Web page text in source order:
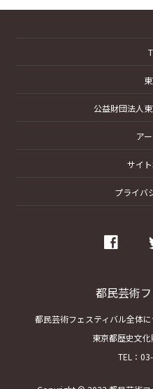
公益財団法人
ア
サイ
プライバ
facebook
都民芸術
都民芸術フェスティバル全体
東京都歴史文
TEL：